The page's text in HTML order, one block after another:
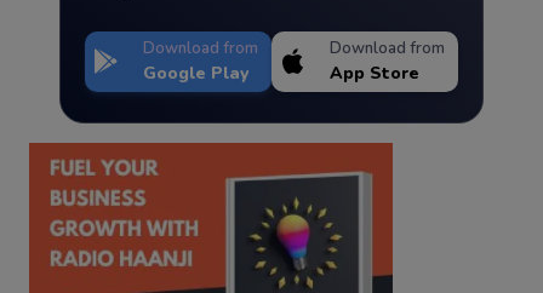
Download from
Google Play
Download from
App Store